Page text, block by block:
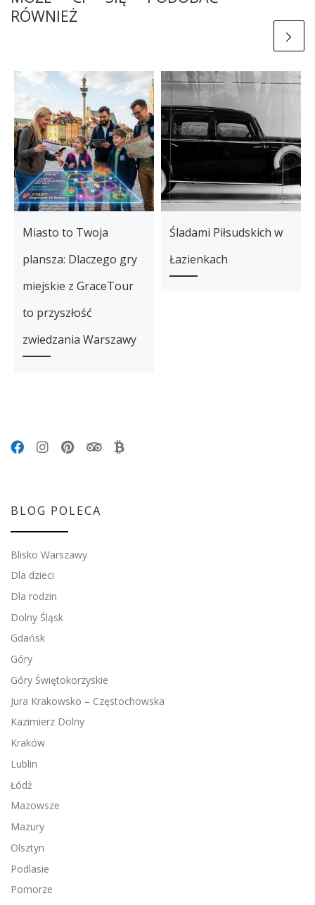
RÓWNIEŻ
Miasto to Twoja
plansza: Dlaczego gry
miejskie z GraceTour
to przyszłość
zwiedzania Warszawy
Śladami Piłsudskich w
Łazienkach
BLOG POLECA
Blisko Warszawy
Dla dzieci
Dla rodzin
Dolny Śląsk
Gdańsk
Góry
Góry Świętokorzyskie
Jura Krakowsko – Częstochowska
Kazimierz Dolny
Kraków
Lublin
Łódź
Mazowsze
Mazury
Olsztyn
Podlasie
Pomorze